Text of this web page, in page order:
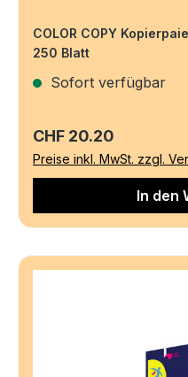
COLOR COPY
250 Blatt
Sofort verfügbar
Regulärer Preis:
CHF 20.20
Preise inkl. MwSt. zzgl.
In den